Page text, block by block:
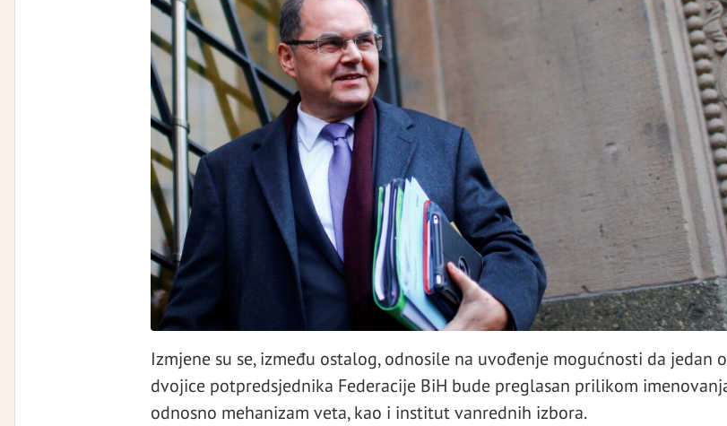
Izmjene su se, između ostalog, odnosile na uvođenje mogućnosti da jedan
dvojice potpredsjednika Federacije BiH bude preglasan prilikom
odnosno mehanizam veta, kao i institut vanrednih izbora.